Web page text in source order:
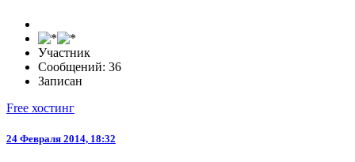
Участник
Сообщений: 36
Записан
Free хостинг
24 Февраля 2014, 18:32